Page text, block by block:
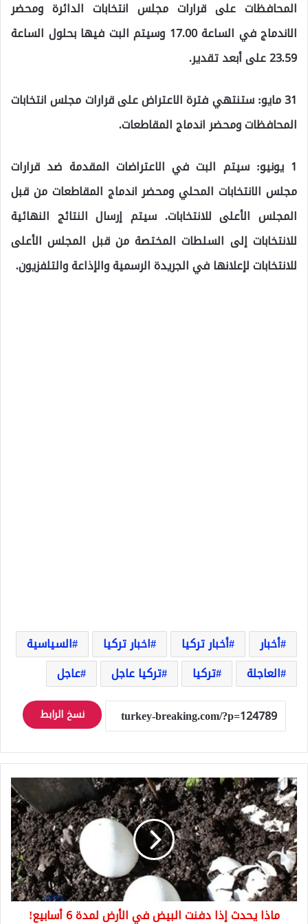
المحافظات على قرارات مجلس انتخابات الدائرة ومحضر
الاندماج في الساعة 17.00 وسيتم البت فيها بحلول الساعة
23.59 على أبعد تقدير.
31 مايو: ستنتهي فترة الاعتراض على قرارات مجلس انتخابات
المحافظات ومحضر اندماج المقاطعات.
1 يونيو: سيتم البت في الاعتراضات المقدمة ضد قرارات
مجلس الانتخابات المحلي ومحضر اندماج المقاطعات من قبل
المجلس الأعلى للانتخابات. سيتم إرسال النتائج النهائية
للانتخابات إلى السلطات المختصة من قبل المجلس الأعلى
للانتخابات لإعلانها في الجريدة الرسمية والإذاعة والتلفزيون.
أخبار أخبار تركيا اخبار تركيا
السياسية
العاجلة
تركيا تركيا عاجل عاجل
نسخ الرابط
ماذا
يحدث
إذا
دفنت
البيض
في
الأرض
لمدة
6
أسابيع!
ماذا يحدث إذا دفنت البيض في الأرض لمدة 6 أسابيع!